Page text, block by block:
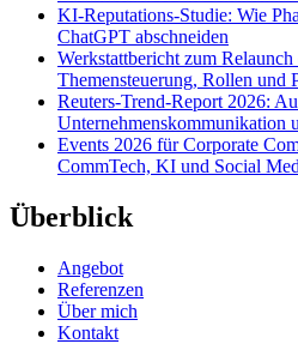
KI-Reputations-Studie: Wie
ChatGPT abschneiden
Werkstattbericht zum
Themensteuerung, Rollen und
Reuters-Trend-Report 2026:
Unternehmenskommunikation
Events 2026 für Corporate
CommTech, KI und Social
Überblick
Angebot
Referenzen
Über mich
Kontakt